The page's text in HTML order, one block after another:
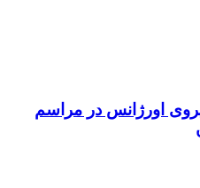
اورژانس در مراسم